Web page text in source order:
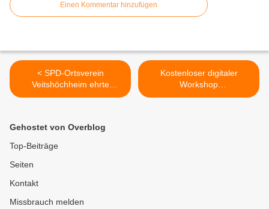
Einen Kommentar hinzufügen
< SPD-Ortsverein
Veitshöchheim ehrte
langjährige Mitglieder
Kostenloser digitaler
Workshop
„Zusammenarbeit im
Gehostet von Overblog
Top-Beiträge
Seiten
Kontakt
Missbrauch melden